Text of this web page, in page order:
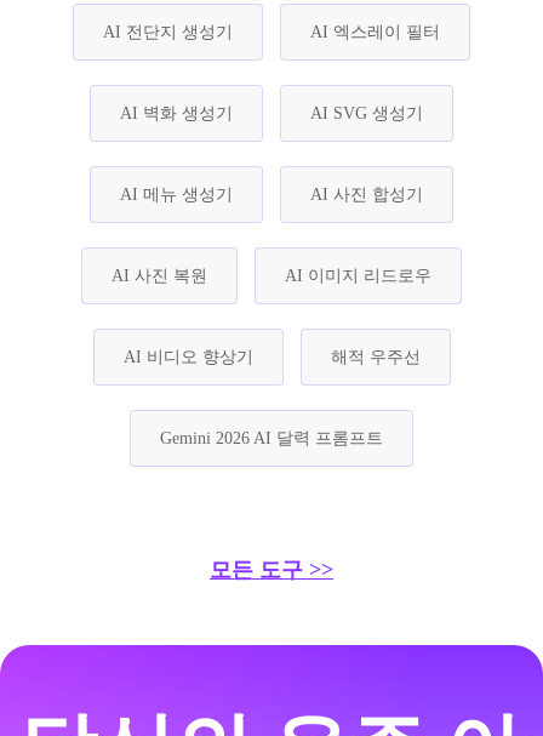
AI 전단지 생성기 AI 엑스레이 필터
AI 벽화 생성기 AI SVG 생성기
AI 메뉴 생성기 AI 사진 합성기
AI 사진 복원 AI 이미지 리드로우
AI 비디오 향상기 해적 우주선
Gemini 2026 AI 달력 프롬프트
모든 도구 >>